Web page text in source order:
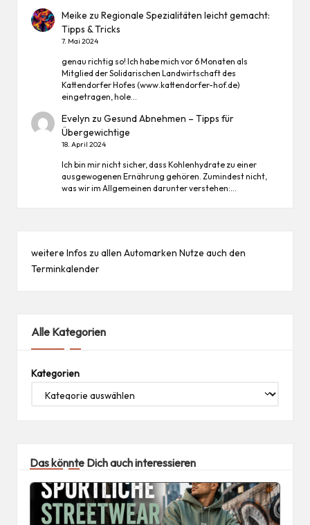
Meike zuRegionale Spezialitäten leicht gemacht:
Tipps & Tricks
7. Mai 2024
genau richtig so! Ich habe mich vor 6 Monaten als
Mitglied der Solidarischen Landwirtschaft des
Kattendorfer Hofes (www.kattendorfer-hof.de)
eingetragen, hole…
Evelyn zuGesund Abnehmen – Tipps für
Übergewichtige
18. April 2024
Ich bin mir nicht sicher, dass Kohlenhydrate zu einer
ausgewogenen Ernährung gehören. Zumindest nicht,
was wir im Allgemeinen darunter verstehen:…
weitere Infos zu allen Automarken Nutze auch den
Terminkalender
Alle Kategorien
Kategorien
Das könnte Dich auch interessieren